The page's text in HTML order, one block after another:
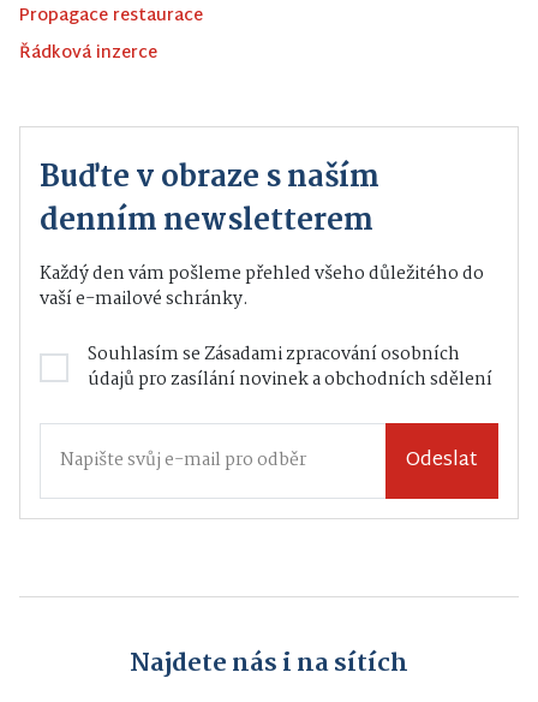
Propagace restaurace
Řádková inzerce
Buďte v obraze s naším
denním newsletterem
Každý den vám pošleme přehled všeho důležitého do
vaší e-mailové schránky.
Souhlasím seZásadami zpracování osobních
údajůpro zasílání novinek a obchodních sdělení
Odeslat
Najdete nás i na sítích